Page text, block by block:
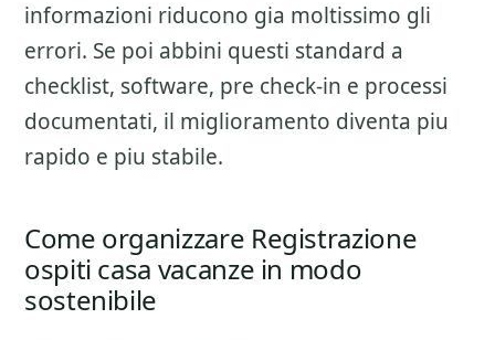
informazioni riducono gia moltissimo gli
errori. Se poi abbini questi standard a
checklist, software, pre check-in e processi
documentati, il miglioramento diventa piu
rapido e piu stabile.
Come organizzare Registrazione
ospiti casa vacanze in modo
sostenibile